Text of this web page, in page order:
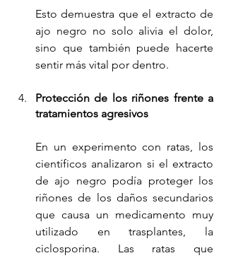
Esto demuestra que el extracto de
ajo negro no solo alivia el dolor,
sino que también puede hacerte
sentir más vital por dentro.
Protección de los riñones frente a
tratamientos agresivos
En un experimento con ratas, los
científicos analizaron si el extracto
de ajo negro podía proteger los
riñones de los daños secundarios
que causa un medicamento muy
utilizado en trasplantes, la
ciclosporina. Las ratas que